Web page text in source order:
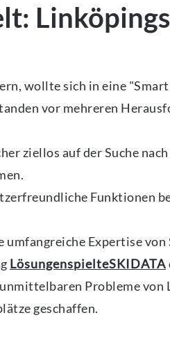
wollte sich in eine
vor mehreren
ziellos auf der Suche
Funktionen
Expertise
LösungenspielteSKIDATA
Probleme von
geschaffen.